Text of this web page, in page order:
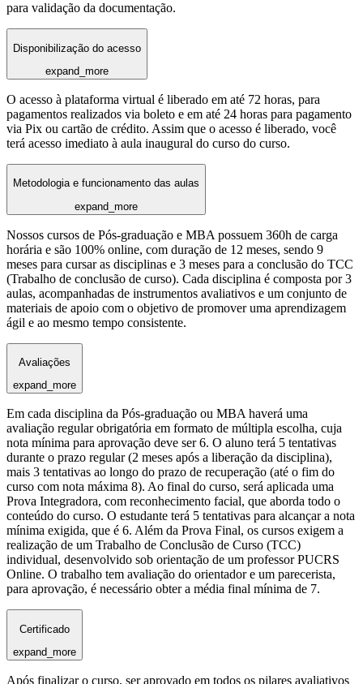
para validação da documentação.
Disponibilização do acesso
expand_more
O acesso à plataforma virtual é liberado em até 72 horas, para
pagamentos realizados via boleto e em até 24 horas para pagamento
via Pix ou cartão de crédito. Assim que o acesso é liberado, você
terá acesso imediato à aula inaugural do curso do curso.
Metodologia e funcionamento das aulas
expand_more
Nossos cursos de Pós-graduação e MBA possuem 360h de carga
horária e são 100% online, com duração de 12 meses, sendo 9
meses para cursar as disciplinas e 3 meses para a conclusão do TCC
(Trabalho de conclusão de curso). Cada disciplina é composta por 3
aulas, acompanhadas de instrumentos avaliativos e um conjunto de
materiais de apoio com o objetivo de promover uma aprendizagem
ágil e ao mesmo tempo consistente.
Avaliações
expand_more
Em cada disciplina da Pós-graduação ou MBA haverá uma
avaliação regular obrigatória em formato de múltipla escolha, cuja
nota mínima para aprovação deve ser 6. O aluno terá 5 tentativas
durante o prazo regular (2 meses após a liberação da disciplina),
mais 3 tentativas ao longo do prazo de recuperação (até o fim do
curso com nota máxima 8). Ao final do curso, será aplicada uma
Prova Integradora, com reconhecimento facial, que aborda todo o
conteúdo do curso. O estudante terá 5 tentativas para alcançar a nota
mínima exigida, que é 6. Além da Prova Final, os cursos exigem a
realização de um Trabalho de Conclusão de Curso (TCC)
individual, desenvolvido sob orientação de um professor PUCRS
Online. O trabalho tem avaliação do orientador e um parecerista,
para aprovação, é necessário obter a média final mínima de 7.
Certificado
expand_more
Após finalizar o curso, ser aprovado em todos os pilares avaliativos